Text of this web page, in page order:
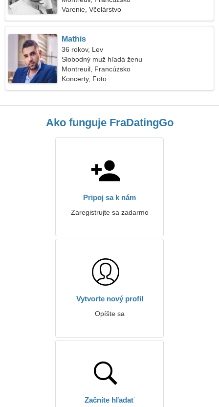
Varenie, Včelárstvo
Mathis
36 rokov, Lev
Slobodný muž hľadá ženu
Montreuil, Francúzsko
Koncerty, Foto
Ako funguje FraDatingGo
Pripoj sa k nám
Zaregistrujte sa zadarmo
Vytvorte nový profil
Opíšte sa
Začnite hľadať